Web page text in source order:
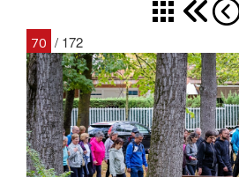
70 / 172